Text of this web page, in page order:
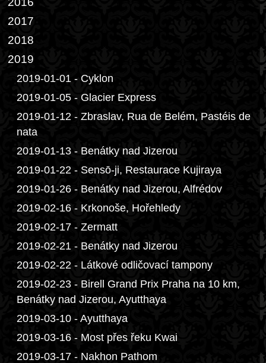
2017
2018
2019
2019-01-01 - Cyklon
2019-01-05 - Glacier Express
2019-01-12 - Zbraslav, Rua de Belém, Pastéis de
nata
2019-01-13 - Benátky nad Jizerou
2019-01-22 - Sensō-ji, Restaurace Kujiraya
2019-01-26 - Benátky nad Jizerou, Alfrédov
2019-02-16 - Krkonoše, Hořehledy
2019-02-17 - Zermatt
2019-02-21 - Benátky nad Jizerou
2019-02-22 - Látkové odličovací tampony
2019-02-23 - Birell Grand Prix Praha na 10 km,
Benátky nad Jizerou, Ayutthaya
2019-03-10 - Ayutthaya
2019-03-16 - Most přes řeku Kwai
2019-03-17 - Nakhon Pathom